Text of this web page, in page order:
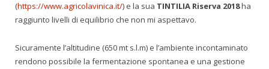
(https://www.agricolavinica.it/) e la sua TINTILIA Riserva 2018ha
raggiunto livelli di equilibrio che non mi aspettavo.
Sicuramente l’altitudine (650 mt s.l.m) e l’ambiente incontaminato
rendono possibile la fermentazione spontanea e una gestione